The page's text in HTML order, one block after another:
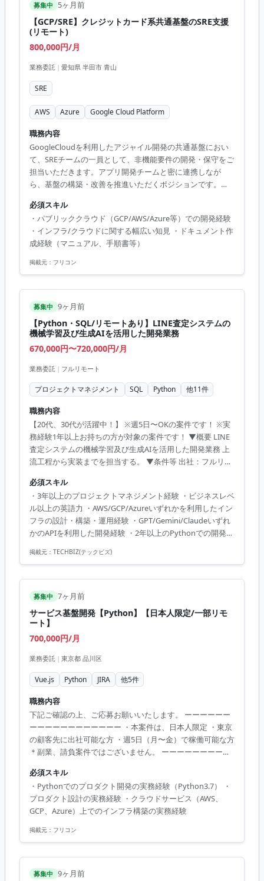
募集中 5ヶ月前
【GCP/SRE】クレジットカード系共通基盤のSRE支援
(リモート)
800,000円/月
業務委託 | 愛知県 半田市 青山
SRE
AWS Azure Google Cloud Platform
職務内容
GoogleCloudを利用したアジャイル開発の共通基盤におい
て、SREチームの一員として、非機能要件の開発・保守をご
担当いただきます。アプリ開発チームと密に連携しなが
ら、基盤の構築・改善を推進いただくポジションです。
・非機能観点の設計・実装（例：監視、リソース管理、運
用設計など） ・開発チームとの調整・連携 ・ドキュメント
作成（手順書、マニュアルなど） 週5日、リモート
必須スキル
・パブリッククラウド（GCP/AWS/Azure等）での開発経験
・インフラ/クラウドに関する幅広い知見 ・ドキュメント作
成経験（マニュアル、手順書等）
掲載元： フリコン
募集中 9ヶ月前
【Python・SQL/リモートあり】LINE査定システムの
機械学習及び生成AIを活用した開発業務
670,000円〜720,000円/月
業務委託 | フルリモート
プロジェクトマネジメント SQL Python 他11件
職務内容
【20代、30代が活躍中！】 ※週5日〜OKの案件です！ ※実
務経験1年以上お持ちの方が対象の案件です！ ▼概要 LINE
査定システムの機械学習及び生成AIを活用した開発業務 上
流工程から実装までを担当する。 ▼条件等 出社：フルリモ
イム制 【必須スキル】 ・3年以上のプロジェクトマネジメ
ント経験 ・ビジネスレベル以上の英語力 ・AWS/GCP/Azure
いずれかを利用したインフラの設計・構築・運用経験 ・
GPT/Gemini/ClaudeいずれかのAPIを利用した開発経験 ・2
年以上のPythonでの開発経験 ・2年以上のSQL利用経験 ・2
年以上のバック...
必須スキル
・3年以上のプロジェクトマネジメント経験 ・ビジネスレベ
ル以上の英語力 ・AWS/GCP/Azureいずれかを利用したイン
フラの設計・構築・運用経験 ・GPT/Gemini/Claudeいずれ
かのAPIを利用した開発経験 ・2年以上のPythonでの開発経
経験
掲載元： TECHBIZ(テックビズ)
募集中 7ヶ月前
サービス基盤開発【Python】【日本人限定/一部リモ
ート】
700,000円/月
業務委託 | 東京都 品川区
Vue.js Python JIRA 他5件
職務内容
下記ご確認の上、ご応募お願いいたします。 ーーーーーー
ーーーーーーーーーーーー ・本案件は、日本人限定 ・東京
の顧客先に出社可能な方 ・週5日（月〜金）で稼働可能な方
＊副業、請負案件ではございません。 ーーーーーーーーー
構築されたサービスの新規開発 ・基本設計～詳細設計～開
発～テスト ・フロントエンド：Vue.js ・バックエンド：
Python ・環境：GCP 週5日、リモート
必須スキル
・Pythonでのプロダクト開発の実務経験（Python3.7） ・
プロダクト設計の実務経験 ・クラウドサービス（AWS、
GCP、Azure）上でのインフラ構築の実務経験
掲載元： フリコン
募集中 9ヶ月前